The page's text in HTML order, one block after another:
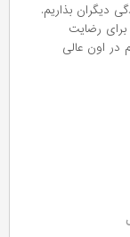
دیگران بذاریم.
رضایت
در اون عالی